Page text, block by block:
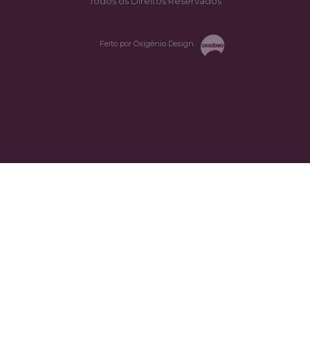
Feito por Oxigênio Design